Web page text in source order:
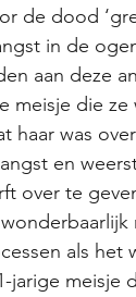
de dood
in de
aan deze
meisje die
haar was
en
over te
als het
jarige meisje